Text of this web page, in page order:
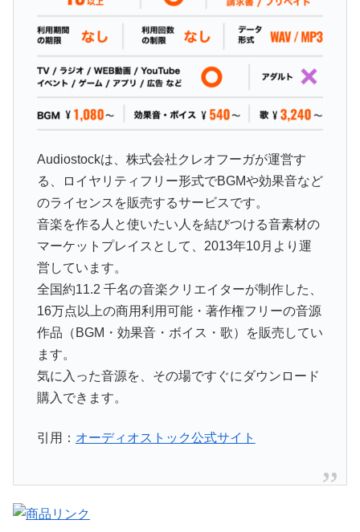
Audiostockは、株式会社クレオフーガが運営す
る、ロイヤリティフリー形式でBGMや効果音など
のライセンスを販売するサービスです。
音楽を作る人と使いたい人を結びつける音素材の
マーケットプレイスとして、2013年10月より運
営しています。
全国約11.2 千名の音楽クリエイターが制作した、
16万点以上の商用利用可能・著作権フリーの音源
作品（BGM・効果音・ボイス・歌）を販売してい
ます。
気に入った音源を、その場ですぐにダウンロード
購入できます。
引用： オーディオストック公式サイト